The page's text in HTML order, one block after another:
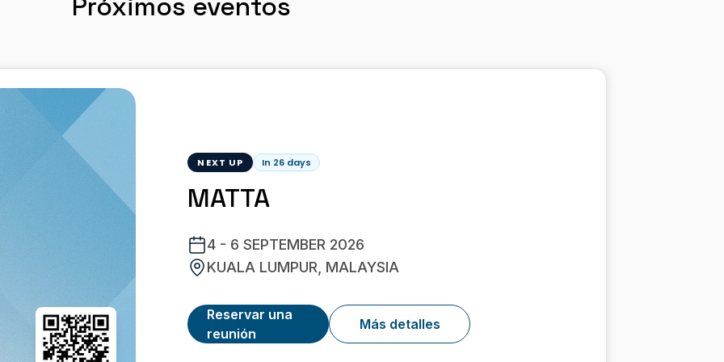
Próximos eventos
NEXT UP In 26 days
MATTA
4 - 6 SEPTEMBER 2026
KUALA LUMPUR, MALAYSIA
Reservar una
reunión
Más detalles